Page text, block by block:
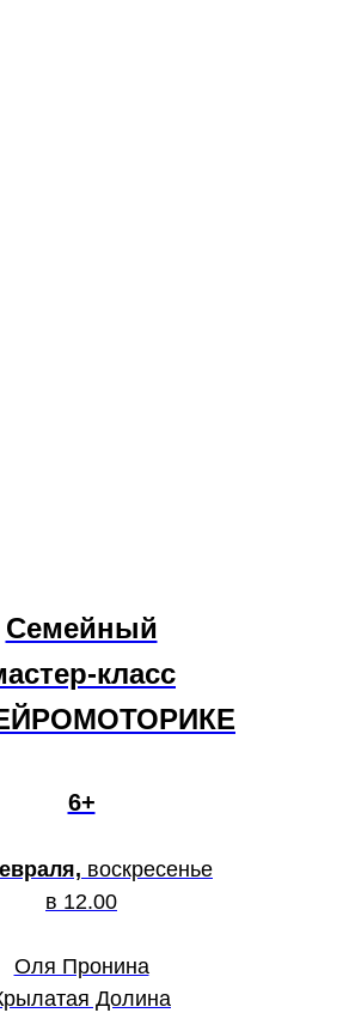
Семейный
класс
6+
воскресенье
в 12.00
Оля Пронина
Долина